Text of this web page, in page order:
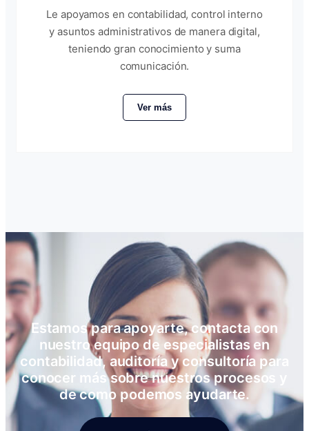
Le apoyamos en contabilidad, control interno
y asuntos administrativos de manera digital,
teniendo gran conocimiento y suma
comunicación.
Ver más
Estamos para apoyarte, contacta con
nuestro equipo de especialistas en
contabilidad, auditoría y consultoría para
conocer más sobre nuestros procesos y
de como podemos ayudarte.